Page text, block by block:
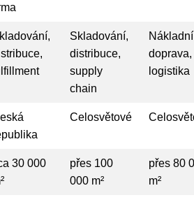
Skladování,
distribuce,
supply
chain
Nákladní
doprava,
logistika
Celosvětové
30 000
přes 100
000 m²
přes 80
m²